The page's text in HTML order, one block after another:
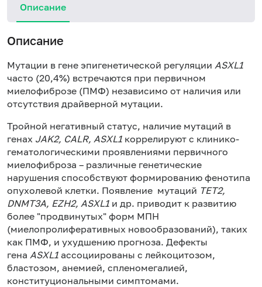
Описание
Описание
Мутации в гене эпигенетической регуляции ASXL1
часто (20,4%) встречаются при первичном
миелофиброзе (ПМФ) независимо от наличия или
отсутствия драйверной мутации.
Тройной негативный статус, наличие мутаций в
генах JAK2, CALR, ASXL1 коррелируют с клинико-
гематологическими проявлениями первичного
миелофиброза – различные генетические
нарушения способствуют формированию фенотипа
опухолевой клетки. Появление мутаций TET2,
DNMT3A, EZH2, ASXL1 и др. приводит к развитию
более "продвинутых" форм МПН
(миелопролиферативных новообразований), таких
как ПМФ, и ухудшению прогноза. Дефекты
гена ASXL1 ассоциированы с лейкоцитозом,
бластозом, анемией, спленомегалией,
конституциональными симптомами.